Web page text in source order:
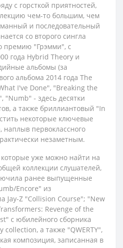
с горсткой приятностей,
чем-то большим, чем
и последовательный
со второго сингла
премию "Грэмми", с
года Hybrid Theory и
альбомы (за
альбома 2014 года The
I've Done", "Breaking the
"Numb" - здесь десятки
а также бриллиантовый "In
некоторые ключевые
наплыв первоклассного
незаметным.
уже можно найти на
коллекции слушателей,
ранее выпущенные
Encore" из
Jay-Z "Collision Course"; "New
Revenge of the
с юбилейного сборника
а также "QWERTY",
композиция, записанная в